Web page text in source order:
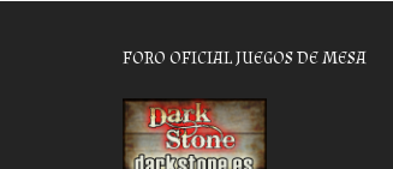
FORO OFICIAL JUEGOS DE MESA